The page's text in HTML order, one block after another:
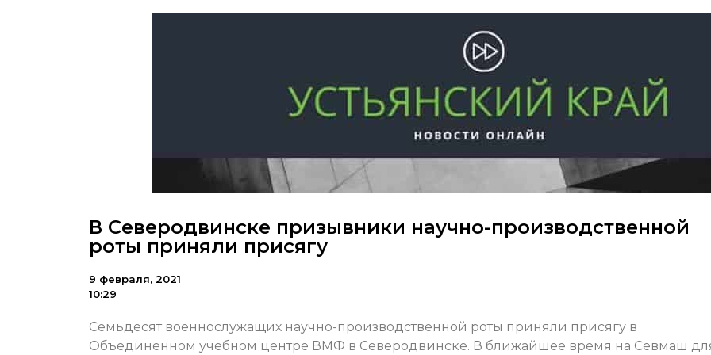
В Северодвинске призывники научно-производственной
роты приняли присягу
9 февраля, 2021
10:29
Семьдесят военнослужащих научно-производственной роты приняли присягу в
Объединенном учебном центре ВМФ в Северодвинске. В ближайшее время на Севмаш